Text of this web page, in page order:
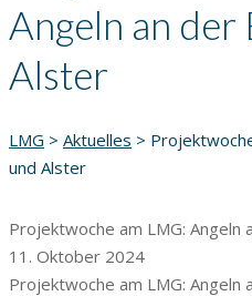
Angeln an der
Alster
LMG > Aktuelles >
und Alster
Projektwoche am LMG: Angeln
11. Oktober 2024
Projektwoche am LMG: Angeln